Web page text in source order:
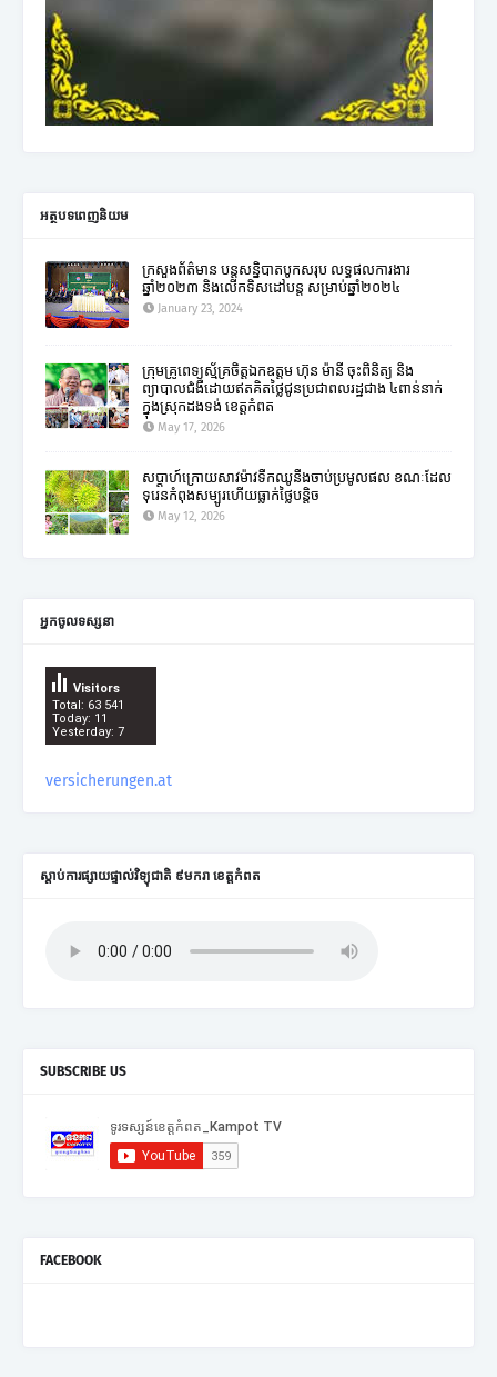
អត្ថបទពេញនិយម
ក្រសួងព័ត៌មាន បន្តសន្និបាតបូកសរុប លទ្ធផលការងារ
ឆ្នាំ២០២៣ និងលើកទិសដៅបន្ត សម្រាប់ឆ្នាំ២០២៤
January 23, 2024
ក្រុមគ្រូពេទ្យស្ម័គ្រចិត្តឯកឧត្តម ហ៊ុន ម៉ានី ចុះពិនិត្យ និង
ព្យាបាលជំងឺដោយឥតគិតថ្លៃជូនប្រជាពលរដ្ឋជាង ៤ពាន់នាក់
ក្នុងស្រុកដងទង់ ខេត្តកំពត
May 17, 2026
សប្តាហ៍ក្រោយសាវម៉ាវទឹកឈូនឹងចាប់ប្រមូលផល ខណៈដែល
ទុរេនកំពុងសម្បូរហើយធ្លាក់ថ្លៃបន្តិច
May 12, 2026
អ្នកចូលទស្សនា
Total: 63 541
Today: 11
Yesterday: 7
Visitors
versicherungen.at
ស្តាប់ការផ្សាយផ្ទាល់វិទ្យុជាតិ ៩មករា ខេត្តកំពត
SUBSCRIBE US
FACEBOOK